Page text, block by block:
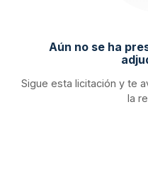
Aún no se ha
Sigue esta licitación y te
la